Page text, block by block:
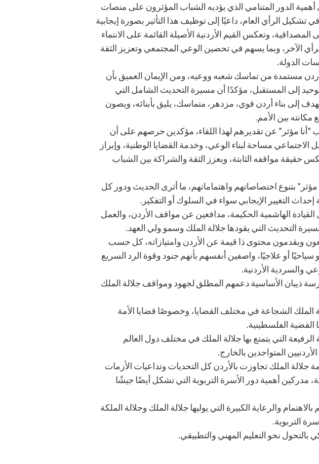
الدور المتنامي الذي يؤديه الشباب المؤثرون على منصات
تشكيل الرأي العام، داعيًا إلى توظيف هذا التأثير بصورة إيجابية
وتعكس القيم الأردنية الأصيلة القائمة على الانتماء
الآخر، وبما يسهم في تحصين الوعي المجتمعي وتعزيز الثقة
الدولة.
مستمدة من تماسك شعبه ووعيه، ومن الإيمان العميق بأن
إلى المستقبل، مؤكدًا أن مسيرة التحديث الشامل التي
إلى بناء أردن قوي، مزدهر، متماسك، يليق بأبنائه، ويصون
مكانته بين الأمم.
مؤثر” عن تقديرهم لهذا اللقاء، مؤكدين حرصهم على أن
مساحة لبناء الوعي، وخدمة القضايا الوطنية، وإبراز
حقيقة مواقفه الثابتة، ويعزز الثقة والشراكة بين الشباب
مؤثر” بتنوع اختصاصاتهم واهتماماتهم، ما أثرى الحديث ودور كل
التغيير الإيجابي سواء في السلوك أو التفكير.
القيادة الهاشمية الحكيمة، مدافعين عن مواقف الأردن، والعمل
التحديث التي يقودها جلالة الملك وسمو ولي العهد.
ويقدمون محتوى ذا قيمة عن الأردن وامتيازاته، كل حسب
سياحيًا أو علاجيًا، واصفين أنفسهم بأنهم جنود وقوة الرد السريع
والسردية الأردنية.
ذيبان الأساسية دعمهم المطلق لجهود ومواقف جلالة الملك
الملك الشجاعة في مختلف القضايا، وخصوصًا قضايا الأمة
القضية الفلسطينية.
الرفيعة التي يتمتع بها جلالة الملك في مختلف دول العالم
المتواجدين بالخارج.
الملك تجاوزت بالأردن كل التحديات وتداعيات الأزمات
مدركين أهمية دور الأسرة التربوية التي تشكل أيضًا جيشًا
والرعاية الكبيرة التي يوليها جلالة الملك وجلالة الملكة
التربوية.
بالتحول نحو التعليم المهني والتطبيقي.